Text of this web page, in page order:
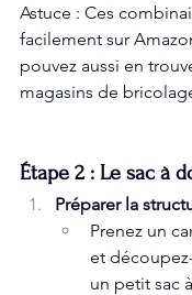
Astuce : Ces
facilement sur
pouvez aussi en
magasins de
Étape 2 : Le sac à
Préparer la
Prenez un
et
un petit sac